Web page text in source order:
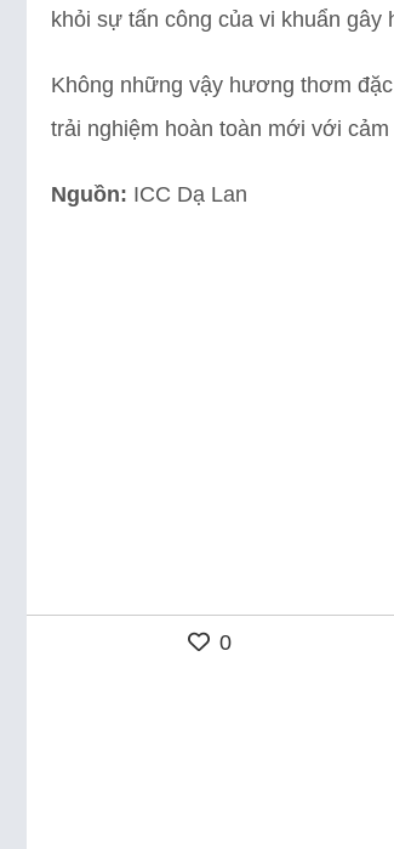
khỏi sự tấn công của vi khuẩn
Không những vậy hương thơm
trải nghiệm hoàn toàn mới với
Nguồn: ICC Dạ Lan
0